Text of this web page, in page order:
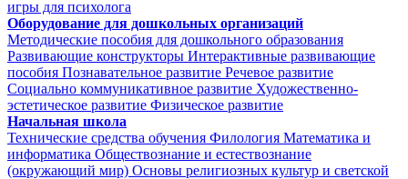
игры для психолога
Оборудование для дошкольных организаций
Методические пособия для дошкольного образования
Развивающие конструкторы Интерактивные развивающие
пособия Познавательное развитие Речевое развитие
Социально коммуникативное развитие Художественно-
эстетическое развитие Физическое развитие
Начальная школа
Технические средства обучения Филология Математика и
информатика Обществознание и естествознание
(окружающий мир) Основы религиозных культур и светской